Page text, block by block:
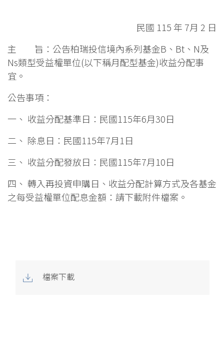
民國 115 年 7月 2 日
主 旨：公告柏瑞投信境內系列基金B、Bt、N及
Ns類型受益權單位(以下稱月配型基金)收益分配事
宜。
公告事項：
一、 收益分配基準日：民國115年6月30日
二、 除息日：民國115年7月1日
三、 收益分配發放日：民國115年7月10日
四、 轉入再投資申購日、收益分配計算方式及各基金
之每受益權單位配息金額：請下載附件檔案。
檔案下載